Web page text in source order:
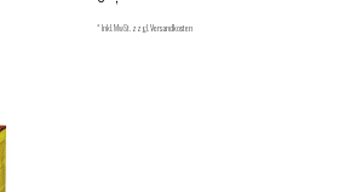
* Inkl. MwSt. zzgl. Versandkosten